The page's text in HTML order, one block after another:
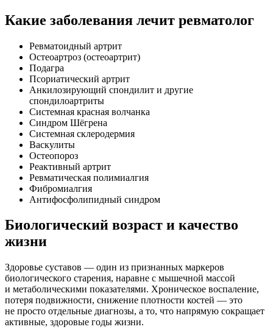
Какие заболевания лечит ревматолог
Ревматоидный артрит
Остеоартроз (остеоартрит)
Подагра
Псориатический артрит
Анкилозирующий спондилит и другие
спондилоартриты
Системная красная волчанка
Синдром Шёгрена
Системная склеродермия
Васкулиты
Остеопороз
Реактивный артрит
Ревматическая полимиалгия
Фибромиалгия
Антифосфолипидный синдром
Биологический возраст и качество
жизни
Здоровье суставов — один из признанных маркеров
биологического старения, наравне с мышечной массой
и метаболическими показателями. Хроническое воспаление,
потеря подвижности, снижение плотности костей — это
не просто отдельные диагнозы, а то, что напрямую сокращает
активные, здоровые годы жизни.